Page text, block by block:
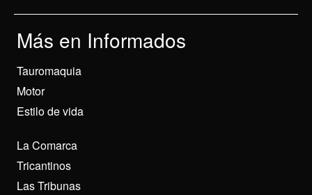
Más en Informados
Tauromaquia
Motor
Estilo de vida
La Comarca
Tricantinos
Las Tribunas